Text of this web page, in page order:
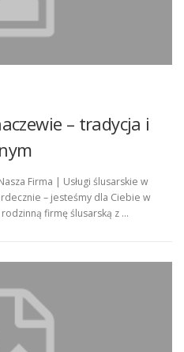
– tradycja i
Firma | Usługi ślusarskie w
– jesteśmy dla Ciebie w
firmę ślusarską z …